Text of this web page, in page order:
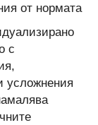
от нормата
с
усложнения